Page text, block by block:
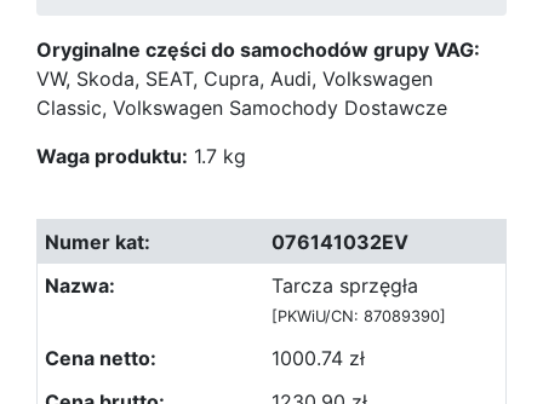
Oryginalne części do samochodów grupy VAG:
VW, Skoda, SEAT, Cupra, Audi, Volkswagen
Classic, Volkswagen Samochody Dostawcze
Waga produktu: 1.7 kg
076141032EV
Tarcza sprzęgła
[PKWiU/CN: 87089390]
1000.74 zł